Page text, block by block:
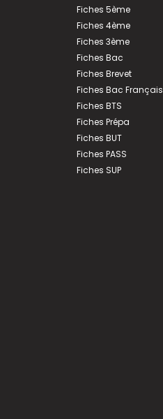
Fiches 5ème
Fiches 4ème
Fiches 3ème
Fiches Bac
Fiches Brevet
Fiches Bac Français
Fiches BTS
Fiches Prépa
Fiches BUT
Fiches PASS
Fiches SUP